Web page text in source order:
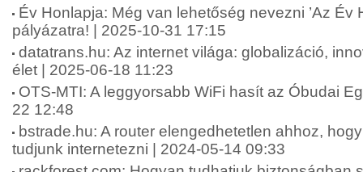
Év Honlapja: Még van lehetőség nevezni ’Az Év
pályázatra! | 2025-10-31 17:15
datatrans.hu: Az internet világa: globalizáció,
élet | 2025-06-18 11:23
OTS-MTI: A leggyorsabb WiFi hasít az Óbudai
22 12:48
bstrade.hu: A router elengedhetetlen ahhoz,
tudjunk internetezni | 2024-05-14 09:33